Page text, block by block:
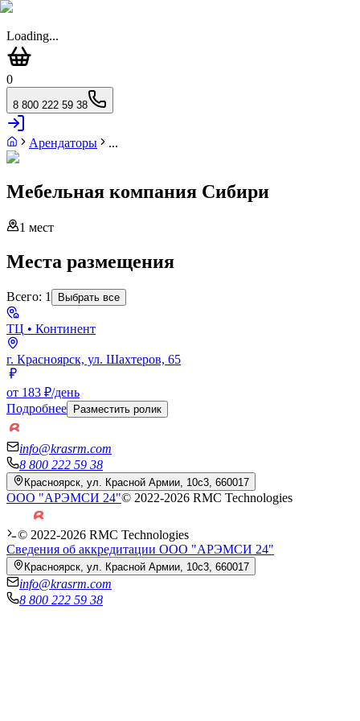
Loading...
0
8 800 222 59 38
Арендаторы ...
Мебельная компания Сибири
1 мест
Места размещения
Всего: 1 Выбрать все
ТЦ • Континент
г. Красноярск, ул. Шахтеров, 65
от 183 ₽/день
Подробнее Разместить ролик
info@krasrm.com
8 800 222 59 38
Красноярск, ул. Красной Армии, 10с3, 660017
ООО "АРЭМСИ 24"© 2022-2026 RMC Technologies
© 2022-2026 RMC Technologies
Сведения об аккредитации ООО "АРЭМСИ 24"
Красноярск, ул. Красной Армии, 10с3, 660017
info@krasrm.com
8 800 222 59 38